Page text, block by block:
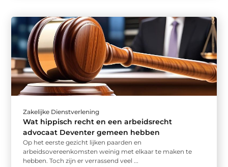
Zakelijke Dienstverlening
Wat hippisch recht en een arbeidsrecht
advocaat Deventer gemeen hebben
Op het eerste gezicht lijken paarden en
arbeidsovereenkomsten weinig met elkaar te maken te
hebben. Toch zijn er verrassend veel ...